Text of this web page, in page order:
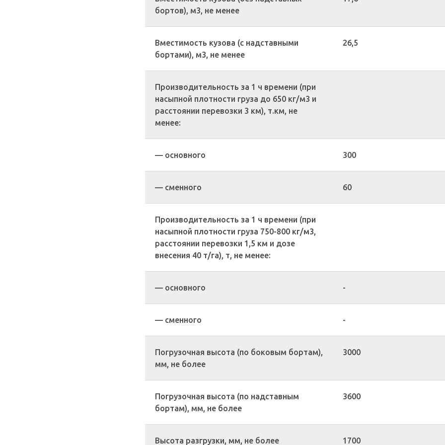
бортов), м3, не менее
Вместимость кузова (с надставными
бортами), м3, не менее
26,5
Производительность за 1 ч времени (при
насыпной плотности груза до 650 кг/м3 и
расстоянии перевозки 3 км), т.км, не
менее:
— основного 300
— сменного 60
Производительность за 1 ч времени (при
насыпной плотности груза 750-800 кг/м3,
расстоянии перевозки 1,5 км и дозе
внесения 40 т/га), т, не менее:
— основного -
— сменного -
Погрузочная высота (по боковым бортам),
мм, не более
3000
Погрузочная высота (по надставным
бортам), мм, не более
3600
Высота разгрузки, мм, не более 1700